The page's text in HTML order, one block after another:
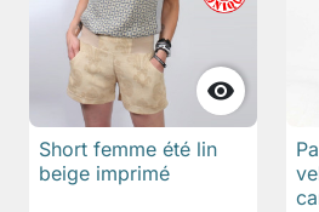

Short femme été lin
beige imprimé